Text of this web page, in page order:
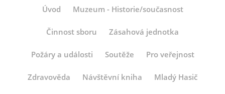
Úvod Muzeum - Historie/současnost
Činnost sboru Zásahová jednotka
Požáry a události Soutěže Pro veřejnost
Zdravověda Návštěvní kniha Mladý Hasič